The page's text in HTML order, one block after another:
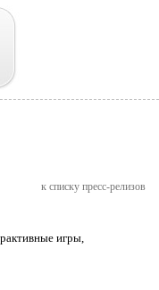
к списку пресс-релизов
игры,